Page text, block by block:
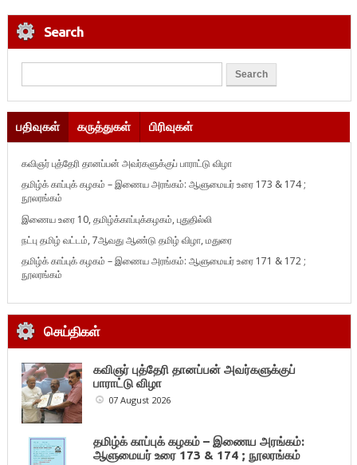
Search
பதிவுகள் கருத்துகள் பிரிவுகள்
கவிஞர் புத்தேரி தானப்பன் அவர்களுக்குப் பாராட்டு விழா
தமிழ்க் காப்புக் கழகம் – இணைய அரங்கம்: ஆளுமையர் உரை 173 & 174 ;
நூலரங்கம்
இணைய உரை 10, தமிழ்க்காப்புக்கழகம், புதுதில்லி
நட்பு தமிழ் வட்டம், 7ஆவது ஆண்டு தமிழ் விழா, மதுரை
தமிழ்க் காப்புக் கழகம் – இணைய அரங்கம்: ஆளுமையர் உரை 171 & 172 ;
நூலரங்கம்
செய்திகள்
கவிஞர் புத்தேரி தானப்பன் அவர்களுக்குப்
பாராட்டு விழா
07 August 2026
தமிழ்க் காப்புக் கழகம் – இணைய அரங்கம்:
ஆளுமையர் உரை 173 & 174 ; நூலரங்கம்